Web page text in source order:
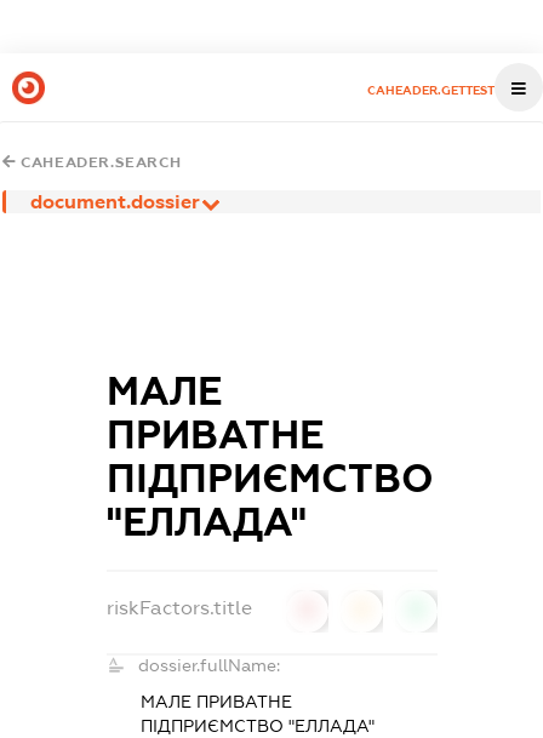
CAHEADER.GETTEST
CAHEADER.SEARCH
document.dossier
МАЛЕ
ПРИВАТНЕ
ПІДПРИЄМСТВО
"ЕЛЛАДА"
riskFactors.title
dossier.fullName:
МАЛЕ ПРИВАТНЕ
ПІДПРИЄМСТВО "ЕЛЛАДА"